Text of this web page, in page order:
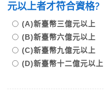
元以上者才符合資格?
(A)新臺幣三億元以上
(B)新臺幣六億元以上
(C)新臺幣九億元以上
(D)新臺幣十二億元以上